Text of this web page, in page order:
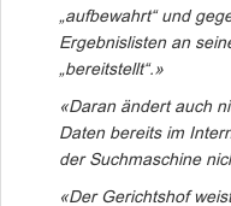
„aufbewahrt“ und
Ergebnislisten an
„bereitstellt“.»
«Daran ändert auch
Daten bereits im
der Suchmaschine
«Der Gerichtshof